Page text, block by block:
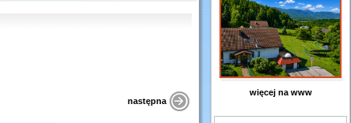
następna
więcej na www